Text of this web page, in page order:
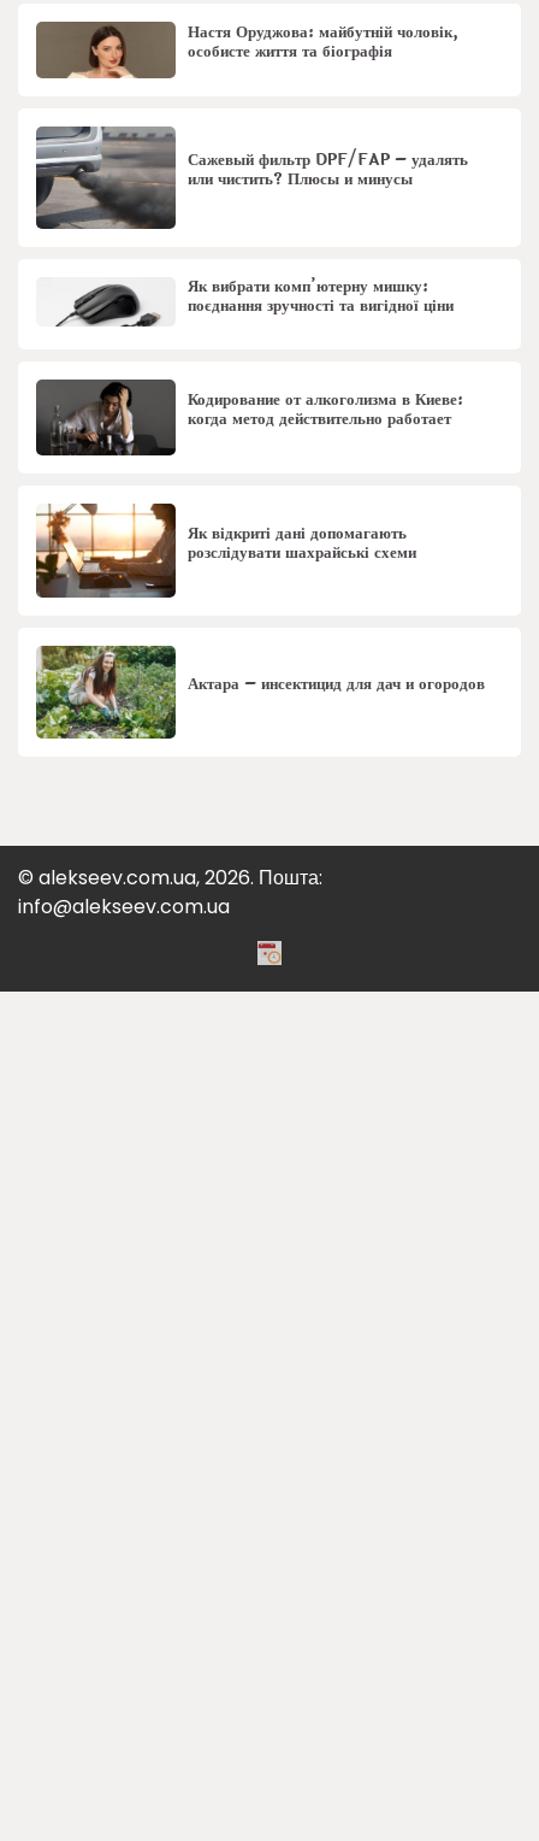
Настя Оруджова: майбутній чоловік,
особисте життя та біографія
Сажевый фильтр DPF/FAP – удалять
или чистить? Плюсы и минусы
Як вибрати комп’ютерну мишку:
поєднання зручності та вигідної ціни
Кодирование от алкоголизма в Киеве:
когда метод действительно работает
Як відкриті дані допомагають
розслідувати шахрайські схеми
Актара – инсектицид для дач и огородов
© alekseev.com.ua, 2026. Пошта:
info@alekseev.com.ua